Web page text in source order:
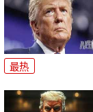
最热